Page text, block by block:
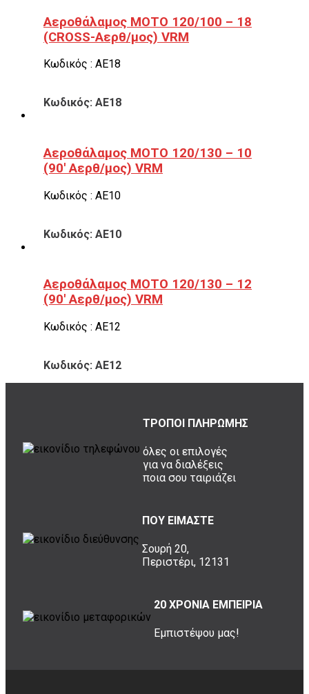
Αεροθάλαμος ΜΟΤΟ 120/100 – 18
(CROSS-Αερθ/μος) VRM
Κωδικός : ΑΕ18
Κωδικός: ΑΕ18
Αεροθάλαμος ΜΟΤΟ 120/130 – 10
(90′ Αερθ/μος) VRM
Κωδικός : ΑΕ10
Κωδικός: ΑΕ10
Αεροθάλαμος ΜΟΤΟ 120/130 – 12
(90′ Αερθ/μος) VRM
Κωδικός : ΑΕ12
Κωδικός: ΑΕ12
ΤΡΟΠΟΙ ΠΛΗΡΩΜΗΣ
όλες οι επιλογές
για να διαλέξεις
ποια σου ταιριάζει
ΠΟΥ ΕΙΜΑΣΤΕ
Σουρή 20,
Περιστέρι, 12131
20 ΧΡΟΝΙΑ ΕΜΠΕΙΡΙΑ
Εμπιστέψου μας!